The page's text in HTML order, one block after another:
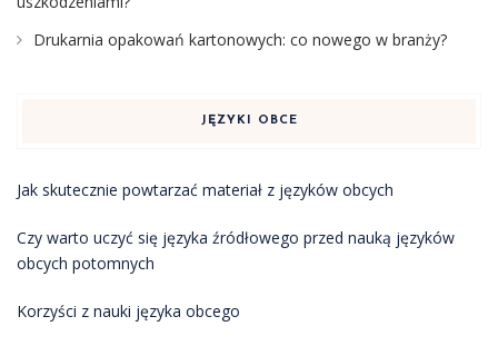
Drukarnia opakowań kartonowych: co nowego w branży?
JĘZYKI OBCE
Jak skutecznie powtarzać materiał z języków obcych
Czy warto uczyć się języka źródłowego przed nauką języków
obcych potomnych
Korzyści z nauki języka obcego